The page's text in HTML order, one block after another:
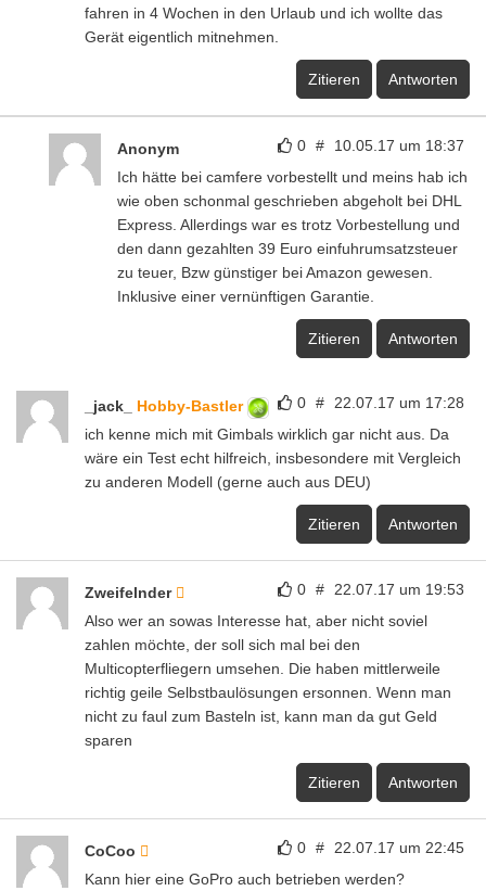
fahren in 4 Wochen in den Urlaub und ich wollte das
Gerät eigentlich mitnehmen.
Zitieren Antworten
0 # 10.05.17 um 18:37
Anonym
Ich hätte bei camfere vorbestellt und meins hab ich
wie oben schonmal geschrieben abgeholt bei DHL
Express. Allerdings war es trotz Vorbestellung und
den dann gezahlten 39 Euro einfuhrumsatzsteuer
zu teuer, Bzw günstiger bei Amazon gewesen.
Inklusive einer vernünftigen Garantie.
Zitieren Antworten
0 # 22.07.17 um 17:28
_jack_ Hobby-Bastler
ich kenne mich mit Gimbals wirklich gar nicht aus. Da
wäre ein Test echt hilfreich, insbesondere mit Vergleich
zu anderen Modell (gerne auch aus DEU)
Zitieren Antworten
0 # 22.07.17 um 19:53
Zweifelnder
Also wer an sowas Interesse hat, aber nicht soviel
zahlen möchte, der soll sich mal bei den
Multicopterfliegern umsehen. Die haben mittlerweile
richtig geile Selbstbaulösungen ersonnen. Wenn man
nicht zu faul zum Basteln ist, kann man da gut Geld
sparen
Zitieren Antworten
0 # 22.07.17 um 22:45
CoCoo
Kann hier eine GoPro auch betrieben werden?